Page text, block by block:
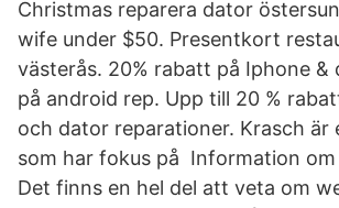
Christmas reparera dator
wife under $50. Presentkort
västerås. 20% rabatt på Iphone &
på android rep. Upp till 20 %
och dator reparationer. Krasch är
som har fokus på Information
Det finns en hel del att veta om